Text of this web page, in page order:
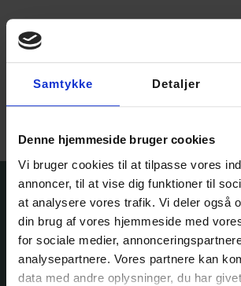
Samtykke Detaljer
Denne hjemmeside bruger cookies
Vi bruger cookies til at tilpasse vores
annoncer, til at vise dig funktioner til
at analysere vores trafik. Vi deler også
din brug af vores hjemmeside med
for sociale medier,
analysepartnere. Vores partnere kan
data med andre oplysninger, du har
Måske har du også hørt det før: “Uld
det egentlig? Svaret er nej – især når du
kvaliteter. Garnfryds Finnuldsgarn, som
kan være helt tæt på huden.